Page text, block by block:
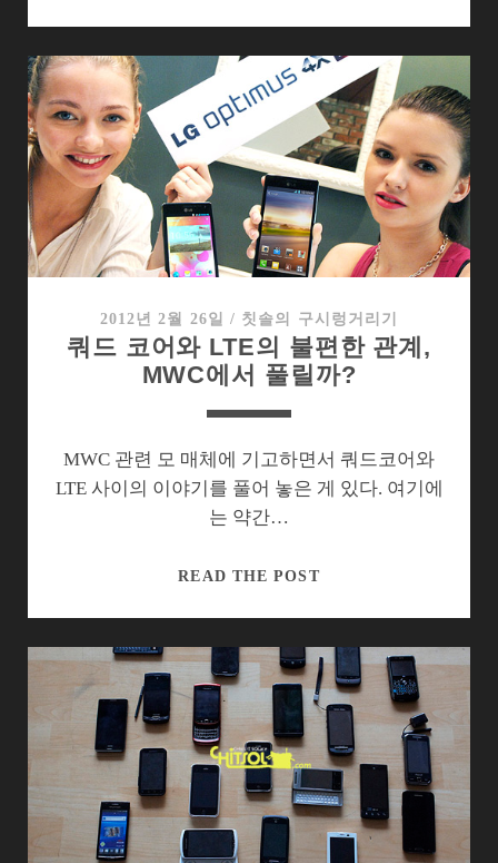
코
어
스
마
트
폰
의
딜
마
에
빠
통
시
2012년 2월 26일 / 칫솔의 구시렁거리기
쿼드 코어와 LTE의 불편한 관계,
MWC에서 풀릴까?
MWC 관련 모 매체에 기고하면서 쿼드코어와
LTE 사이의 이야기를 풀어 놓은 게 있다. 여기에
는 약간…
READ THE POST쿼
어
와
LTE
의
불
편
한